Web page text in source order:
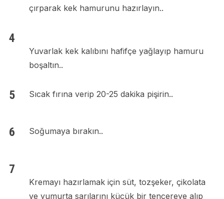
çırparak kek hamurunu hazırlayın..
Yuvarlak kek kalıbını hafifçe yağlayıp hamuru
boşaltın..
Sıcak fırına verip 20-25 dakika pişirin..
Soğumaya bırakın..
Kremayı hazırlamak için süt, tozşeker, çikolata
ve yumurta sarılarını küçük bir tencereye alıp